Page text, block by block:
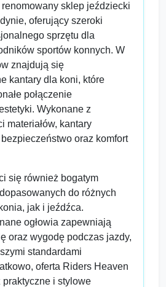
sklep jeździecki
oferujący szeroki
sprzętu dla
sportów konnych. W
znajdują się
kantary dla koni, które
połączenie
Wykonane z
materiałów, kantary
oraz komfort
się również bogatym
do różnych
jak i jeźdźca.
ogłowia zapewniają
oraz wygodę podczas jazdy,
standardami
oferta Riders Heaven
i stylowe